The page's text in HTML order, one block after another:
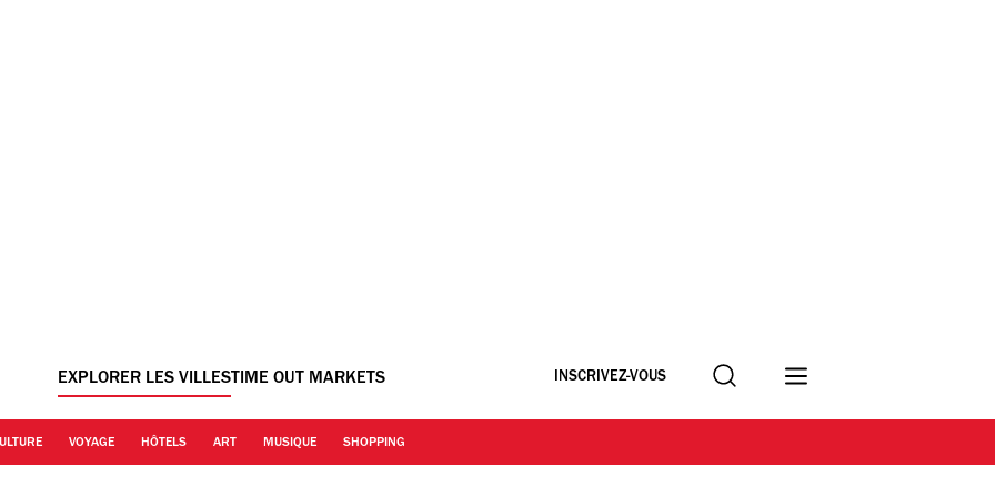
EXPLORER LES VILLESTIME OUT MARKETS INSCRIVEZ-VOUS Recherche
VOYAGE HÔTELS ART MUSIQUE SHOPPING